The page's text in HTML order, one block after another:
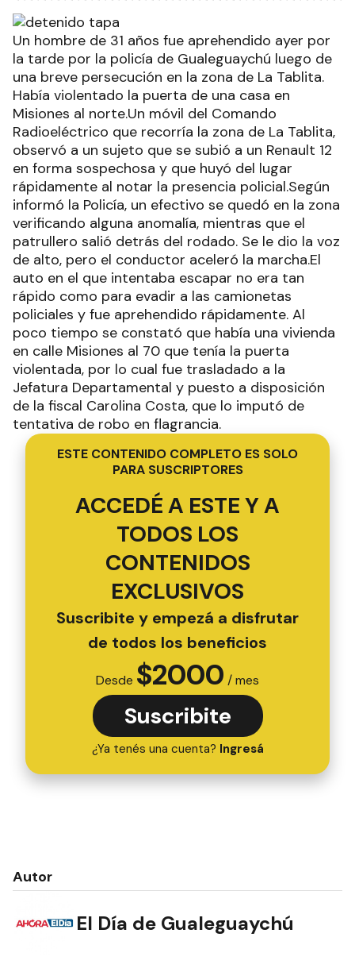
Un hombre de 31 años fue aprehendido ayer por
la tarde por la policía de Gualeguaychú luego de
una breve persecución en la zona de La Tablita.
Había violentado la puerta de una casa en
Misiones al norte.Un móvil del Comando
Radioeléctrico que recorría la zona de La Tablita,
observó a un sujeto que se subió a un Renault 12
en forma sospechosa y que huyó del lugar
rápidamente al notar la presencia policial.Según
informó la Policía, un efectivo se quedó en la zona
verificando alguna anomalía, mientras que el
patrullero salió detrás del rodado. Se le dio la voz
de alto, pero el conductor aceleró la marcha.El
auto en el que intentaba escapar no era tan
rápido como para evadir a las camionetas
policiales y fue aprehendido rápidamente. Al
poco tiempo se constató que había una vivienda
en calle Misiones al 70 que tenía la puerta
violentada, por lo cual fue trasladado a la
Jefatura Departamental y puesto a disposición
de la fiscal Carolina Costa, que lo imputó de
tentativa de robo en flagrancia.
ESTE CONTENIDO COMPLETO ES SOLO
PARA SUSCRIPTORES
ACCEDÉ A ESTE Y A
TODOS LOS
CONTENIDOS
EXCLUSIVOS
Suscribite y empezá a disfrutar
de todos los beneficios
Desde $2000 / mes
Suscribite
¿Ya tenés una cuenta? Ingresá
Autor
El Día de Gualeguaychú